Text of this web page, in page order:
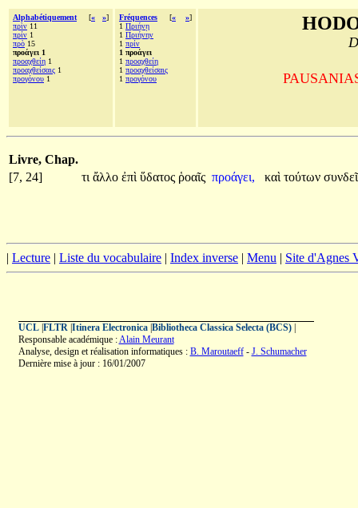
Alphabétiquement [« »]
πρὶν 11
πρίν 1
πρὸ 15
προάγει 1
προαχθείη 1
προαχθείσαις 1
προγόνου 1
Fréquences [« »]
1 Πριήνῃ
1 Πριήνην
1 πρίν
1 προάγει
1 προαχθείη
1 προαχθείσαις
1 προγόνου
Livre, Chap.
[7, 24]
τι ἄλλο ἐπὶ ὕδατος ῥοαῖς προάγει, καὶ τούτων
| Lecture | Liste du vocabulaire | Index inverse | Menu | Site d'Agnes
UCL| FLTR| Itinera Electronica| Bibliotheca Classica Selecta (BCS)|
Responsable académique :Alain Meurant
Analyse, design et réalisation informatiques : B. Maroutaeff- J. Schumacher
Dernière mise à jour : 16/01/2007